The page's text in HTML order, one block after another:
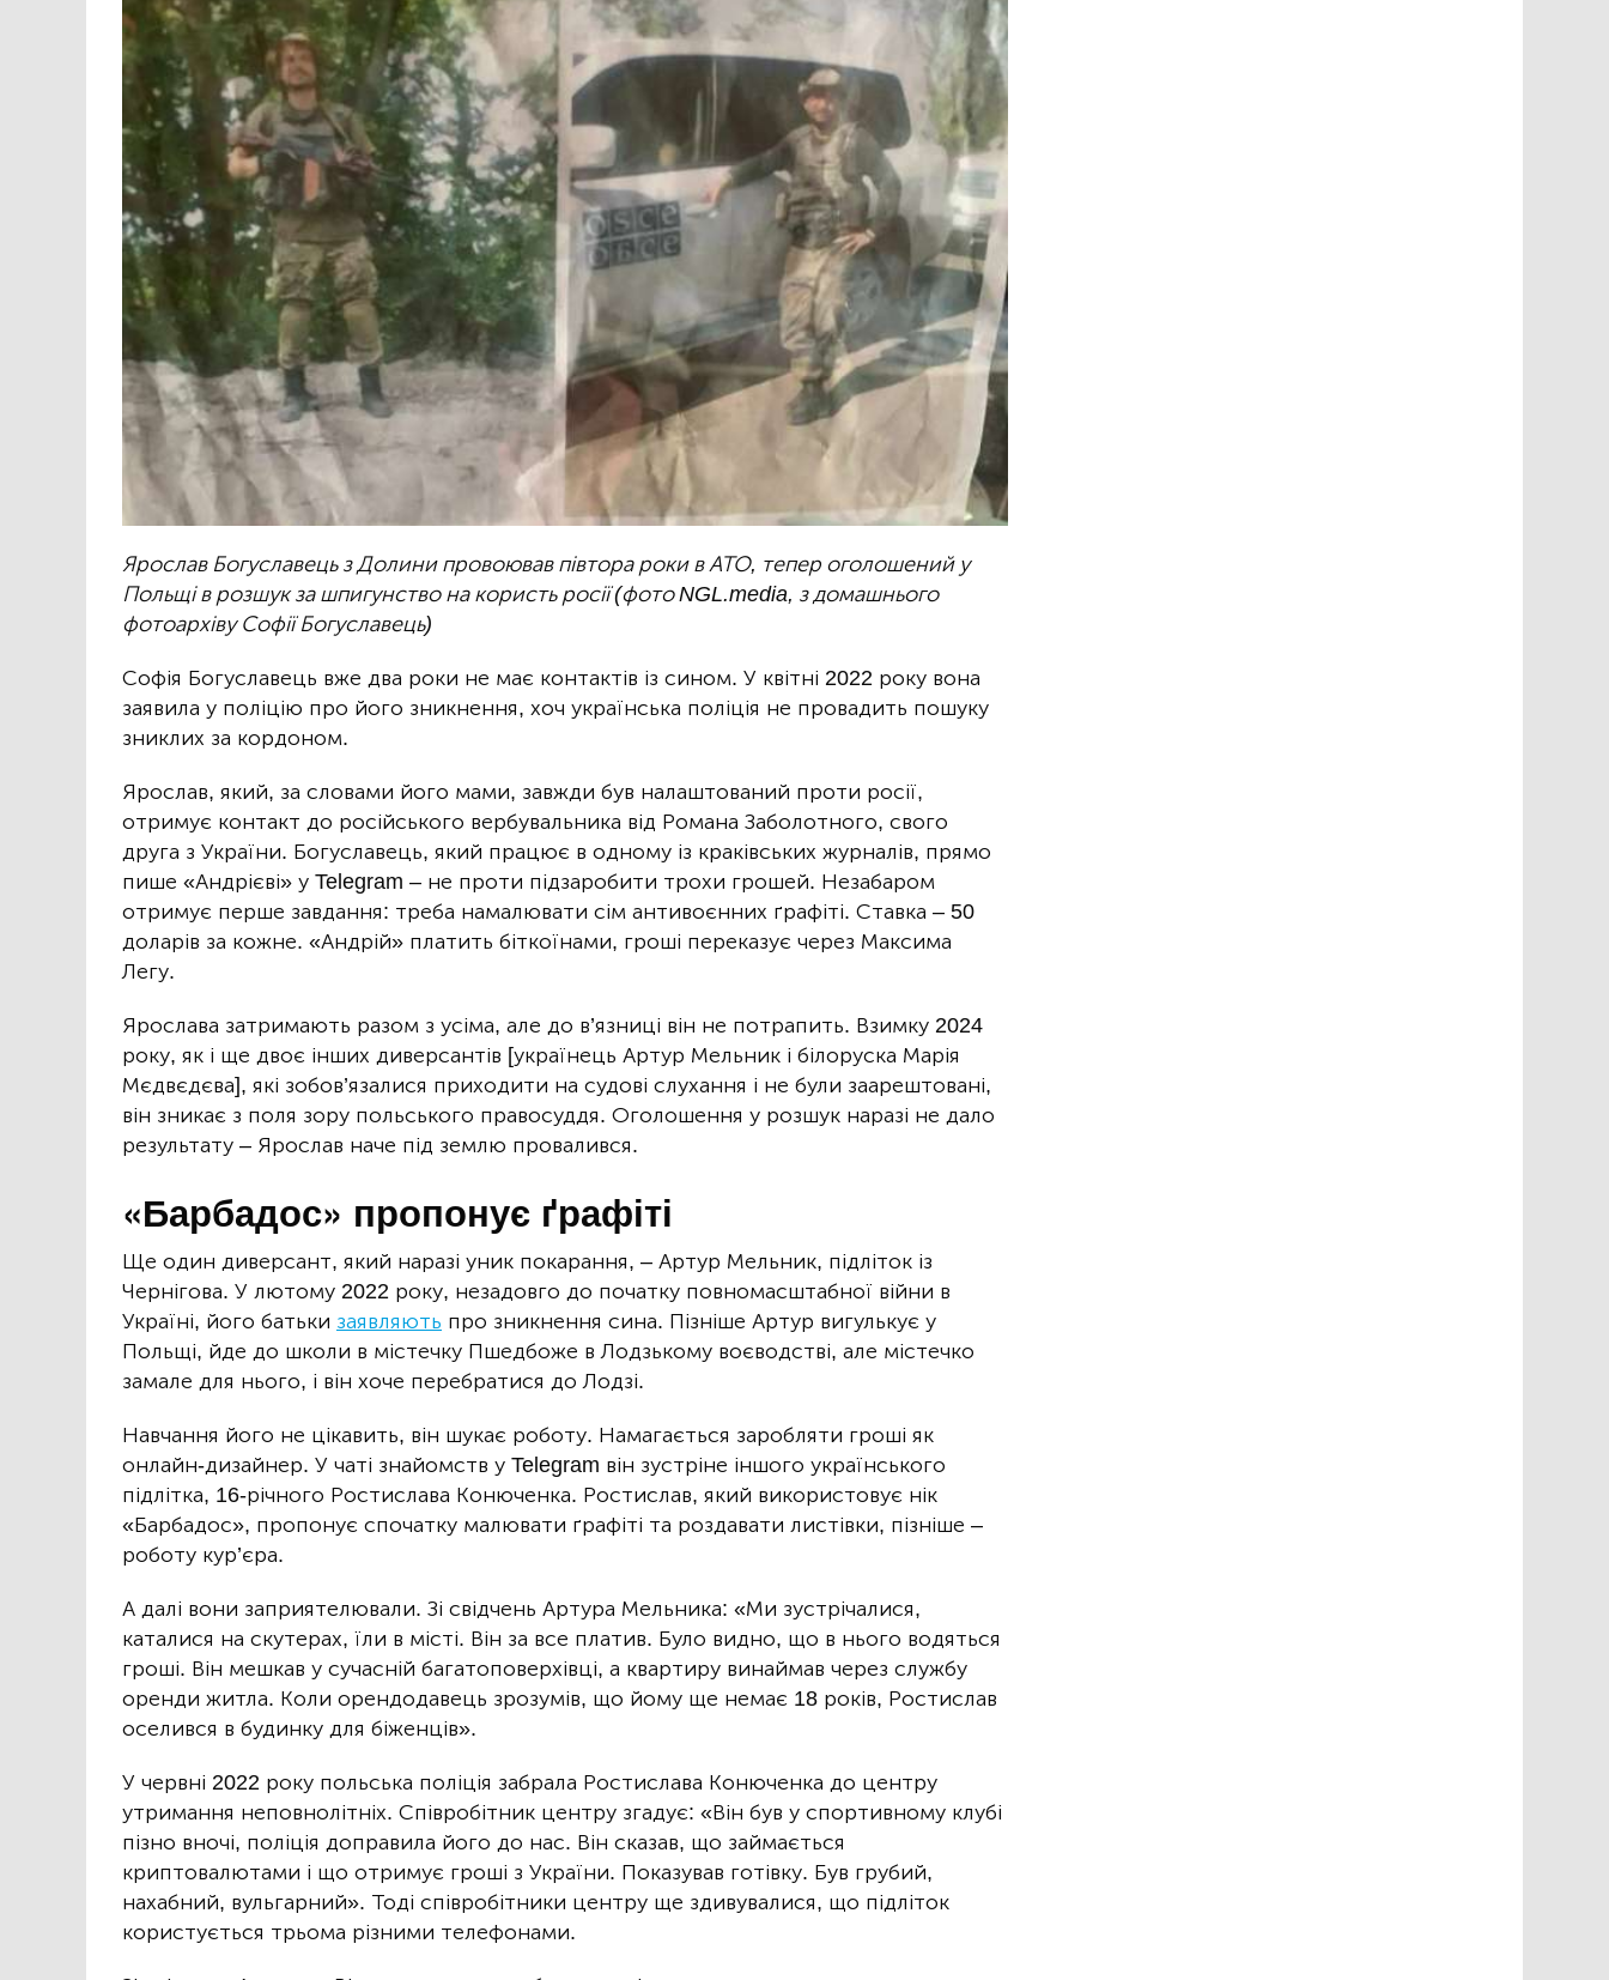
Ярослав Богуславець з Долини провоював півтора роки в АТО, тепер оголошений у
Польщі в розшук за шпигунство на користь росії (фото NGL.media, з домашнього
фотоархіву Софії Богуславець)
Софія Богуславець вже два роки не має контактів із сином. У квітні 2022 року вона
заявила у поліцію про його зникнення, хоч українська поліція не провадить пошуку
зниклих за кордоном.
Ярослав, який, за словами його мами, завжди був налаштований проти росії,
отримує контакт до російського вербувальника від Романа Заболотного, свого
друга з України. Богуславець, який працює в одному із краківських журналів, прямо
пише «Андрієві» у Telegram – не проти підзаробити трохи грошей. Незабаром
отримує перше завдання: треба намалювати сім антивоєнних ґрафіті. Ставка – 50
доларів за кожне. «Андрій» платить біткоїнами, гроші переказує через Максима
Легу.
Ярослава затримають разом з усіма, але до в’язниці він не потрапить. Взимку 2024
року, як і ще двоє інших диверсантів [українець Артур Мельник і білоруска Марія
Мєдвєдєва], які зобов’язалися приходити на судові слухання і не були заарештовані,
він зникає з поля зору польського правосуддя. Оголошення у розшук наразі не дало
результату – Ярослав наче під землю провалився.
«Барбадос» пропонує ґрафіті
Ще один диверсант, який наразі уник покарання, – Артур Мельник, підліток із
Чернігова. У лютому 2022 року, незадовго до початку повномасштабної війни в
Україні, його батьки заявляють про зникнення сина. Пізніше Артур вигулькує у
Польщі, йде до школи в містечку Пшедбоже в Лодзькому воєводстві, але містечко
замале для нього, і він хоче перебратися до Лодзі.
Навчання його не цікавить, він шукає роботу. Намагається заробляти гроші як
онлайн-дизайнер. У чаті знайомств у Telegram він зустріне іншого українського
підлітка, 16-річного Ростислава Конюченка. Ростислав, який використовує нік
«Барбадос», пропонує спочатку малювати ґрафіті та роздавати листівки, пізніше –
роботу кур’єра.
А далі вони заприятелювали. Зі свідчень Артура Мельника: «Ми зустрічалися,
каталися на скутерах, їли в місті. Він за все платив. Було видно, що в нього водяться
гроші. Він мешкав у сучасній багатоповерхівці, а квартиру винаймав через службу
оренди житла. Коли орендодавець зрозумів, що йому ще немає 18 років, Ростислав
оселився в будинку для біженців».
У червні 2022 року польська поліція забрала Ростислава Конюченка до центру
утримання неповнолітніх. Співробітник центру згадує: «Він був у спортивному клубі
пізно вночі, поліція доправила його до нас. Він сказав, що займається
криптовалютами і що отримує гроші з України. Показував готівку. Був грубий,
нахабний, вульгарний». Тоді співробітники центру ще здивувалися, що підліток
користується трьома різними телефонами.